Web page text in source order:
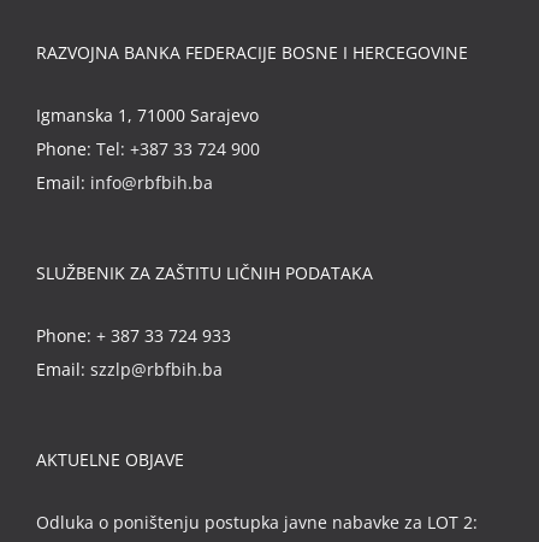
RAZVOJNA BANKA FEDERACIJE BOSNE I HERCEGOVINE
Igmanska 1, 71000 Sarajevo
Phone: Tel: +387 33 724 900
Email: info@rbfbih.ba
SLUŽBENIK ZA ZAŠTITU LIČNIH PODATAKA
Phone: + 387 33 724 933
Email: szzlp@rbfbih.ba
AKTUELNE OBJAVE
Odluka o poništenju postupka javne nabavke za LOT 2: